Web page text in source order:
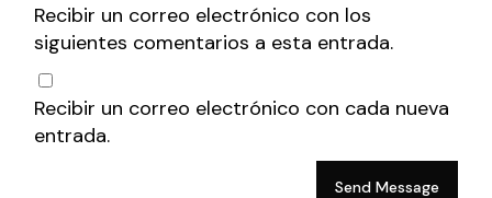
Recibir un correo electrónico con los
siguientes comentarios a esta entrada.
Recibir un correo electrónico con cada nueva
entrada.
Send Message